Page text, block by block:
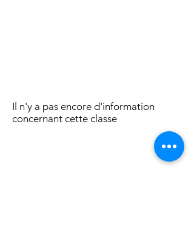
Il n'y a pas encore d'information
concernant cette classe